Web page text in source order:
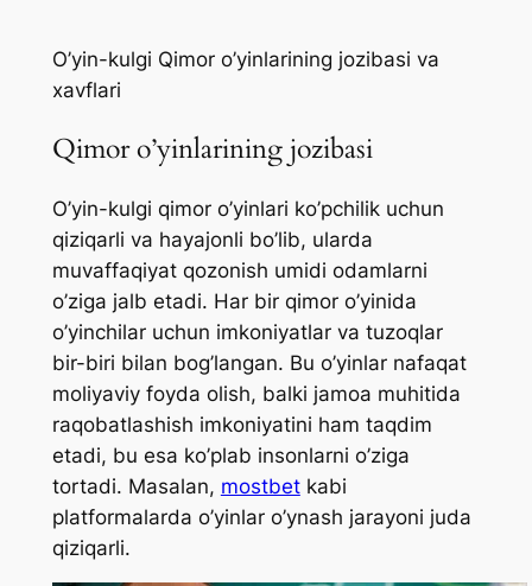
O’yin-kulgi Qimor o’yinlarining jozibasi va
xavflari
Qimor o’yinlarining jozibasi
O’yin-kulgi qimor o’yinlari ko’pchilik uchun
qiziqarli va hayajonli bo’lib, ularda
muvaffaqiyat qozonish umidi odamlarni
o’ziga jalb etadi. Har bir qimor o’yinida
o’yinchilar uchun imkoniyatlar va tuzoqlar
bir-biri bilan bog’langan. Bu o’yinlar nafaqat
moliyaviy foyda olish, balki jamoa muhitida
raqobatlashish imkoniyatini ham taqdim
etadi, bu esa ko’plab insonlarni o’ziga
tortadi. Masalan, mostbetkabi
platformalarda o’yinlar o’ynash jarayoni juda
qiziqarli.